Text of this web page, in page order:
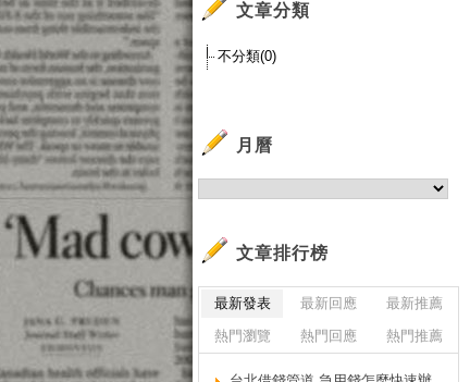
文章分類
不分類(0)
月曆
文章排行榜
最新發表 最新回應
最新推薦
熱門瀏覽
熱門回應 熱門推薦